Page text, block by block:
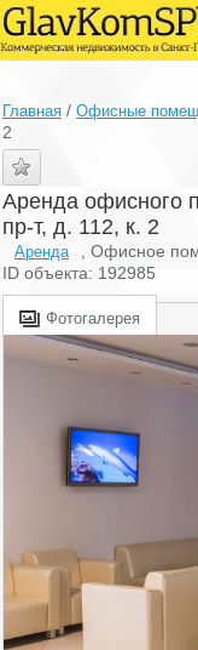
Главная / Офисные
2
Аренда офисного
пр-т, д. 112, к. 2
Аренда
, Офисное
ID объекта: 192985
Фотогалерея